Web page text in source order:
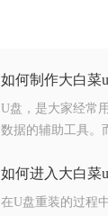
如何制作大白菜
U盘，是大家经常
数据的辅助工具。
如何进入大白菜
在U盘重装的过程